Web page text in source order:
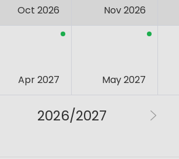
Oct 2026 Nov 2026
Apr 2027 May 2027
2026/2027